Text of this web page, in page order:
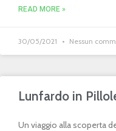
READ MORE »
30/05/2021 Nessun
Lunfardo in
Un viaggio alla scoperta